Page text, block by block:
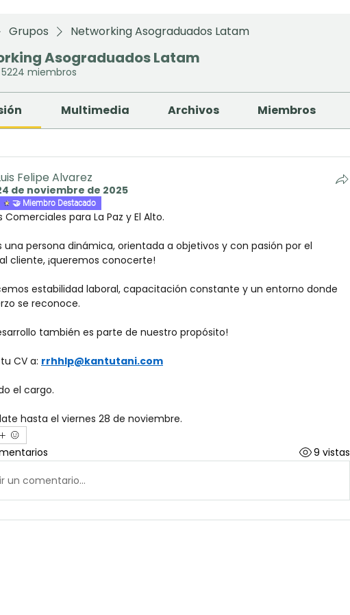
Grupos Networking Asograduados Latam
Asograduados Latam
5224 miembros
Multimedia Archivos Miembros
Felipe Alvarez
de noviembre de 2025
🤝 Miembro Destacado
Comerciales para La Paz y El Alto.
una persona dinámica, orientada a objetivos y con pasión por el
cliente, ¡queremos conocerte!
estabilidad laboral, capacitación constante y un entorno donde
se reconoce.
también es parte de nuestro propósito!
CV a: rrhhlp@kantutani.com
el cargo.
hasta el viernes 28 de noviembre.
9 vistas
un comentario...